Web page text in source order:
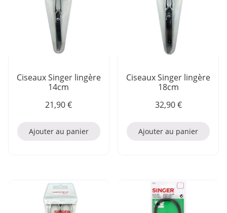
Ciseaux Singer lingère
14cm
21,90€
Ajouter au panier
Ciseaux Singer lingère
18cm
32,90€
Ajouter au panier